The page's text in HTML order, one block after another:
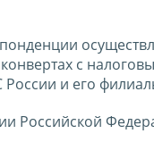
с
и его
Российской